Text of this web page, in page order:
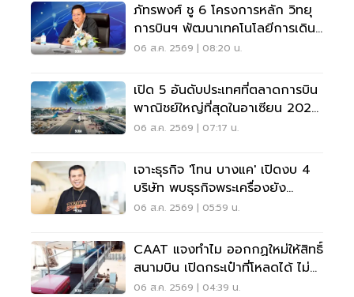
ภัทรพงศ์ ชู 6 โครงการหลัก วิทยุ
การบินฯ พัฒนาเทคโนโลยีการเดิน
อากาศ การบินยุคใหม่
06 ส.ค. 2569 | 08:20 น.
เปิด 5 อันดับประเทศที่ตลาดการบิน
พาณิชย์ใหญ่ที่สุดในอาเซียน 2026
เวียดนามแซงไทยแล้ว
06 ส.ค. 2569 | 07:17 น.
เจาะธุรกิจ 'โทน บางแค' เปิดงบ 4
บริษัท พบธุรกิจพระเครื่องยัง
ขาดทุน
06 ส.ค. 2569 | 05:59 น.
CAAT แจงทำไม ออกกฏใหม่ให้สิทธิ์
สนามบิน เปิดกระเป๋าที่โหลดได้ ไม่
ต้องเรียกเจ้าของ
06 ส.ค. 2569 | 04:39 น.